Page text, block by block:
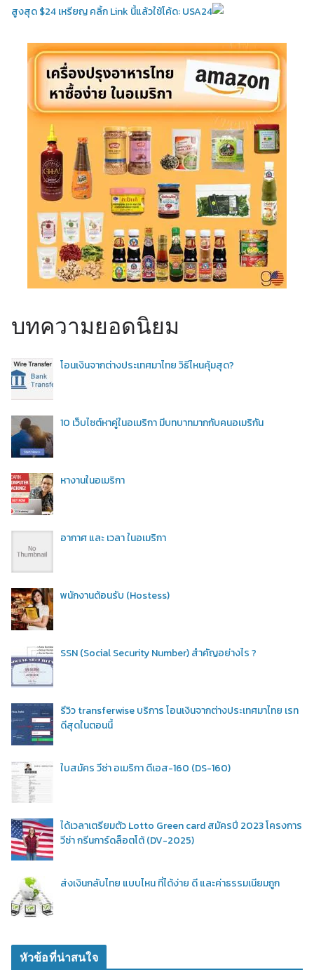
สูงสุด $24 เหรียญ คลิ้ก Link นี้แล้วใช้โค้ด: USA24
บทความยอดนิยม
โอนเงินจากต่างประเทศมาไทย วิธีไหนคุ้มสุด?
10 เว็บไซต์หาคู่ในอเมริกา มีบทบาทมากกับคนอเมริกัน
หางานในอเมริกา
อากาศ และ เวลา ในอเมริกา
พนักงานต้อนรับ (Hostess)
SSN (Social Security Number) สำคัญอย่างไร ?
รีวิว transferwise บริการ โอนเงินจากต่างประเทศมาไทย เรท
ดีสุดในตอนนี้
ใบสมัคร วีซ่า อเมริกา ดีเอส-160 (DS-160)
ได้เวลาเตรียมตัว Lotto Green card สมัครปี 2023 โครงการ
วีซ่า กรีนการ์ดล็อตโต้ (DV-2025)
ส่งเงินกลับไทย แบบไหน ที่ได้ง่าย ดี และค่าธรรมเนียมถูก
หัวข้อที่น่าสนใจ